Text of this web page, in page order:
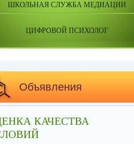
ШКОЛЬНАЯ СЛУЖБА МЕДИАЦИИ
ЦИФРОВОЙ ПСИХОЛОГ
Объявления
КАЧЕСТВА